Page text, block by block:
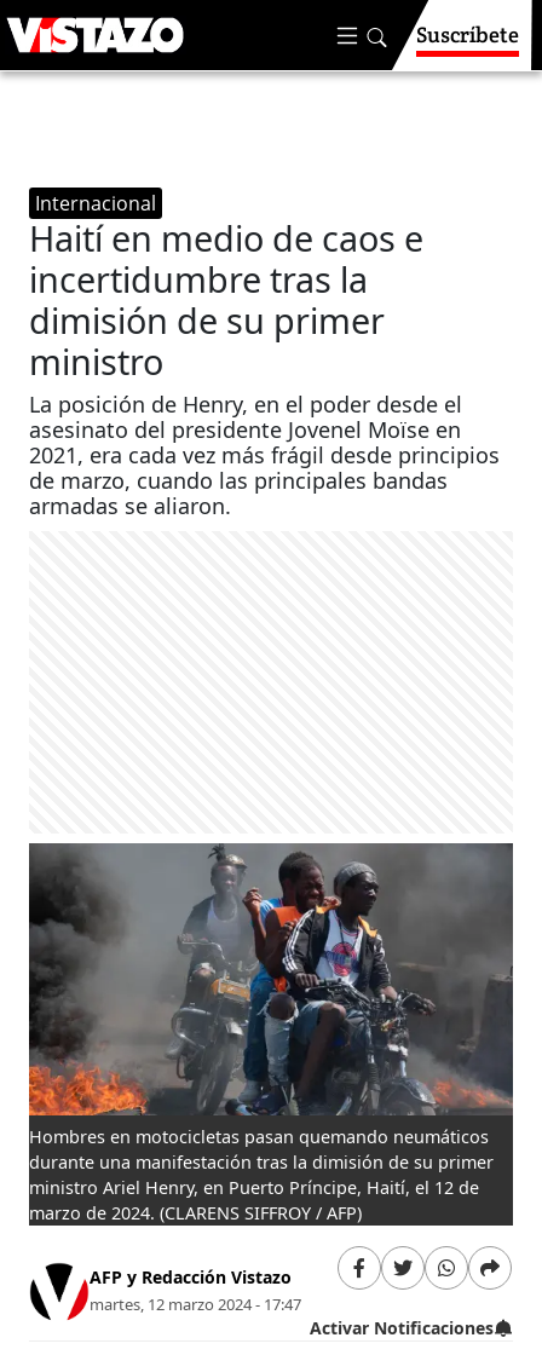
Suscríbete
Internacional
Haití en medio de caos e
incertidumbre tras la
dimisión de su primer
ministro
La posición de Henry, en el poder desde el
asesinato del presidente Jovenel Moïse en
2021, era cada vez más frágil desde principios
de marzo, cuando las principales bandas
armadas se aliaron.
Hombres en motocicletas pasan quemando neumáticos
durante una manifestación tras la dimisión de su primer
ministro Ariel Henry, en Puerto Príncipe, Haití, el 12 de
marzo de 2024. (CLARENS SIFFROY / AFP)
AFP y Redacción Vistazo
martes, 12 marzo 2024 - 17:47
Activar Notificaciones